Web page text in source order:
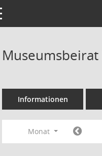
navigation
Informationen
Monat